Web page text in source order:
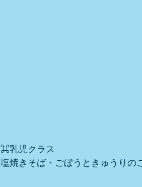
⌘乳児クラス
塩焼きそば・ごぼうときゅうりの